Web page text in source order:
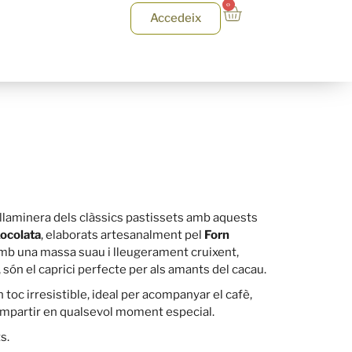
Accedeix
0
dels clàssics pastissets amb aquests
, elaborats artesanalment pel Forn
una massa suau i lleugerament cruixent,
són el caprici perfecte per als amants del cacau.
toc irresistible, ideal per acompanyar el cafè,
en qualsevol moment especial.